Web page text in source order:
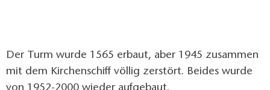
Der Turm wurde 1565 erbaut, aber 1945 zusammen
mit dem Kirchenschiff völlig zerstört. Beides wurde